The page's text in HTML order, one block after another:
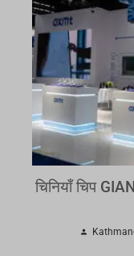
चिनियाँ चिप